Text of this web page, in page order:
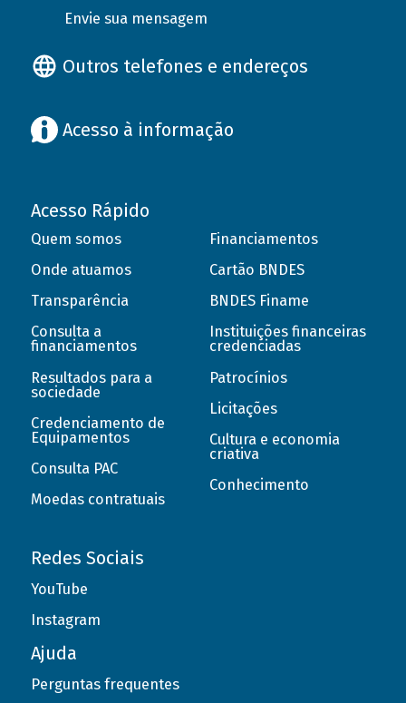
Envie sua mensagem
Outros telefones e endereços
Acesso à informação
Acesso Rápido
Quem somos
Onde atuamos
Transparência
Consulta a
financiamentos
Resultados para a
sociedade
Credenciamento de
Equipamentos
Consulta PAC
Moedas contratuais
Financiamentos
Cartão BNDES
BNDES Finame
Instituições financeiras
credenciadas
Patrocínios
Licitações
Cultura e economia
criativa
Conhecimento
Redes Sociais
YouTube
Instagram
Ajuda
Perguntas frequentes